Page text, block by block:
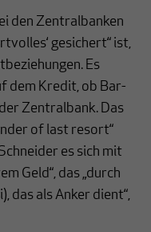
den Zentralbanken
gesichert“ ist,
Es
dem Kredit, ob Bar-
Zentralbank. Das
of last resort“
es sich mit
Geld“, das „durch
das als Anker dient“,